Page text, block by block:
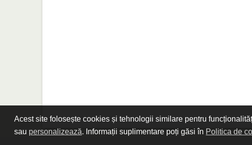
Acest site folosește cookies și tehnologii similare pentru
sau personalizează. Informații suplimentare poți găsi în Politica de